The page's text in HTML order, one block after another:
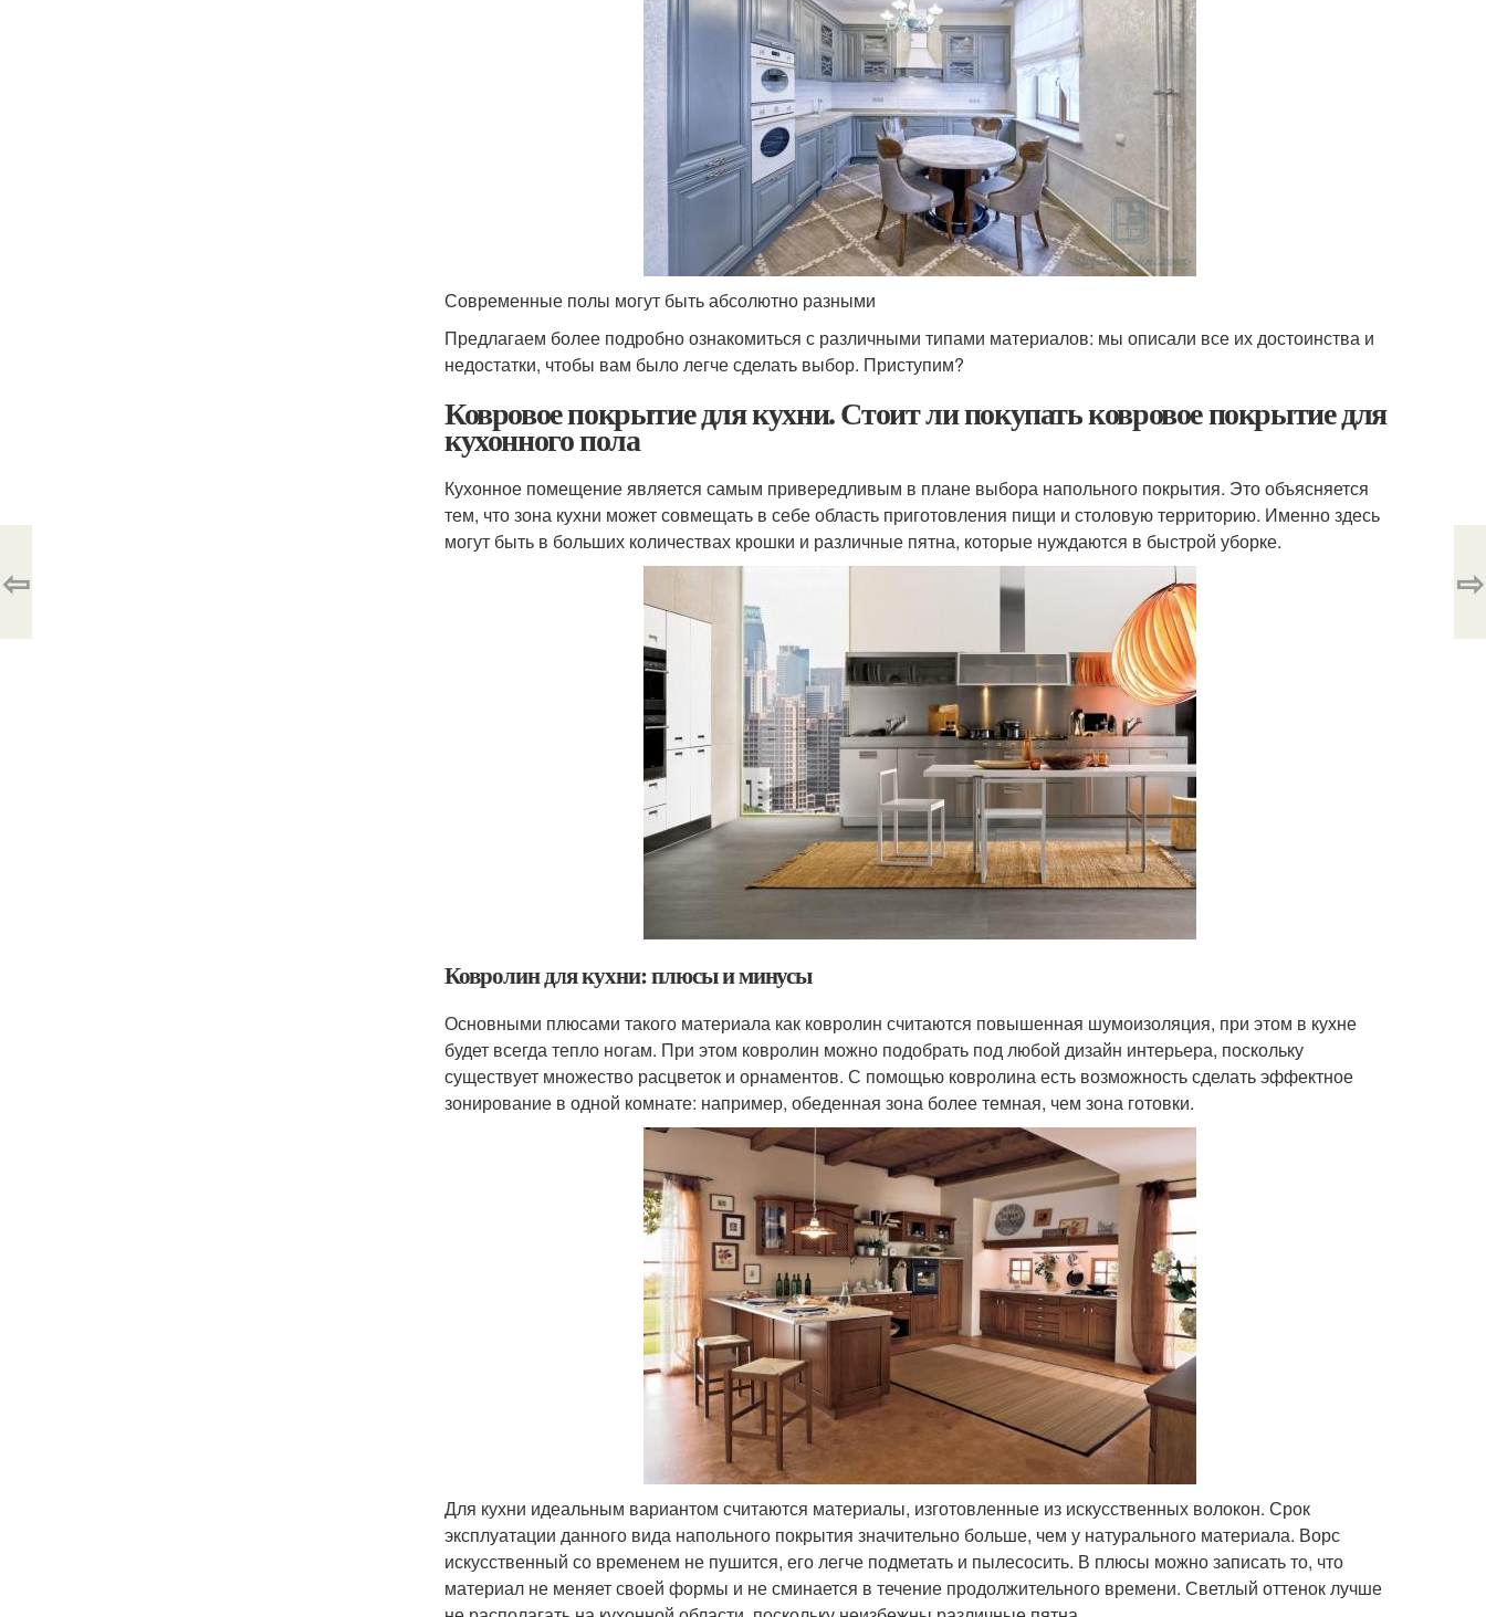
Современные полы могут быть абсолютно разными
Предлагаем более подробно ознакомиться с различными типами материалов: мы описали все их достоинства и
недостатки, чтобы вам было легче сделать выбор. Приступим?
Ковровое покрытие для кухни. Стоит ли покупать ковровое покрытие для
кухонного пола
Кухонное помещение является самым привередливым в плане выбора напольного покрытия. Это объясняется
тем, что зона кухни может совмещать в себе область приготовления пищи и столовую территорию. Именно здесь
могут быть в больших количествах крошки и различные пятна, которые нуждаются в быстрой уборке.
Ковролин для кухни: плюсы и минусы
Основными плюсами такого материала как ковролин считаются повышенная шумоизоляция, при этом в кухне
будет всегда тепло ногам. При этом ковролин можно подобрать под любой дизайн интерьера, поскольку
существует множество расцветок и орнаментов. С помощью ковролина есть возможность сделать эффектное
зонирование в одной комнате: например, обеденная зона более темная, чем зона готовки.
Для кухни идеальным вариантом считаются материалы, изготовленные из искусственных волокон. Срок
эксплуатации данного вида напольного покрытия значительно больше, чем у натурального материала. Ворс
искусственный со временем не пушится, его легче подметать и пылесосить. В плюсы можно записать то, что
материал не меняет своей формы и не сминается в течение продолжительного времени. Светлый оттенок лучше
⇦ ⇨